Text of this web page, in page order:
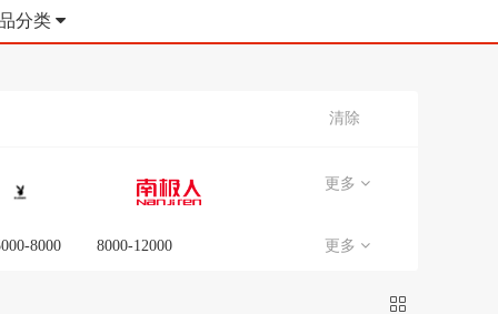
分类
清除
更多
8000 8000-12000 更多